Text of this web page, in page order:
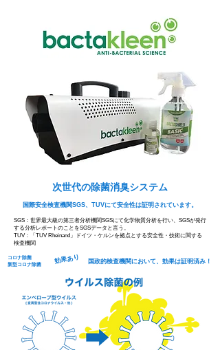
次世代の除菌消臭システム
国際安全検査機関SGS、TUVにて安全性は証明されています。
SGS：世界最大級の第三者分析機関SGSにて化学物質分析を行い、SGSが発行
する分析レポートのことをSGSデータと言う。
TUV：「TUV Rheinand」ドイツ・ケルンを拠点とする安全性・技術に関する
検査機関
コロナ除菌
​新型コロナ除菌
​国政的検査機関において、効果は証明済み！
効果あり